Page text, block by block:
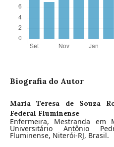
Biografia do Autor
Maria Teresa de Souza
Federal Fluminense
Enfermeira, Mestranda em
Universitário Antônio
Fluminense, Niterói-RJ, Brasil.